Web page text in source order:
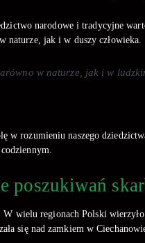
narodowe i tradycyjne
jak i w duszy człowieka.
w naturze, jak i w
w rozumieniu naszego
poszukiwań
wielu regionach Polski
się nad zamkiem w